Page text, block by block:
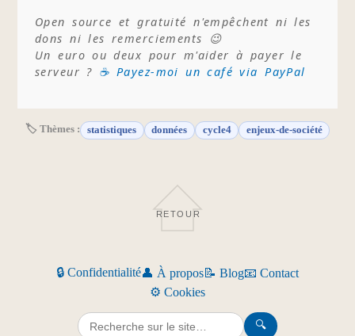
Open source et gratuité n'empêchent ni les
dons ni les remerciements 😉
Un euro ou deux pour m'aider à payer le
serveur ? ☕ Payez-moi un café via PayPal
🏷 Thèmes : statistiques données cycle4 enjeux-de-société
RETOUR
🔒 Confidentialité👤 À propos📝 Blog📧 Contact
⚙️ Cookies
🔍